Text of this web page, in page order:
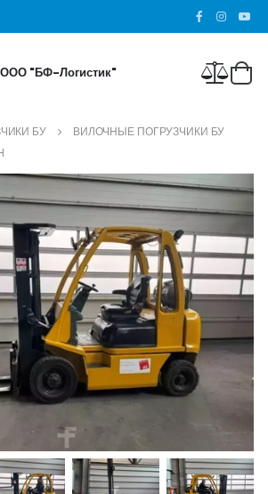
ООО "БФ-Логистик"
БУ
ВИЛОЧНЫЕ ПОГРУЗЧИКИ БУ